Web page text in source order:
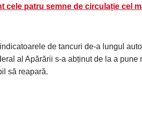
cele patru semne de circulație cel
de tancuri de-a lungul
al Apărării s-a abținut de la a pune
să reapară.